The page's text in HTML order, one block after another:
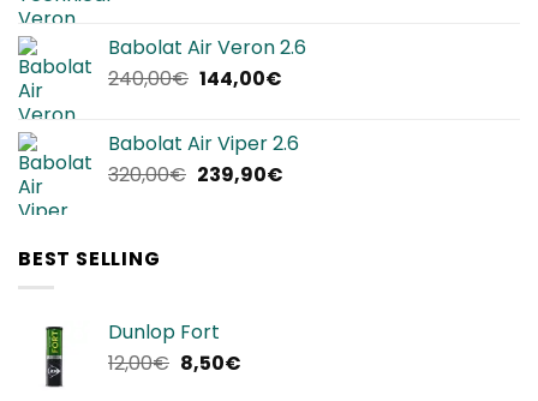
era:
220,00€.
è:
134,90€.
Babolat Air Veron 2.6
240,00€ Il
era:
240,00€.
144,00€Il
è:
144,00€.
Babolat Air Viper 2.6
320,00€ Il
239,90€Il
BEST SELLING
Dunlop Fort
12,00€ Il
8,50€Il